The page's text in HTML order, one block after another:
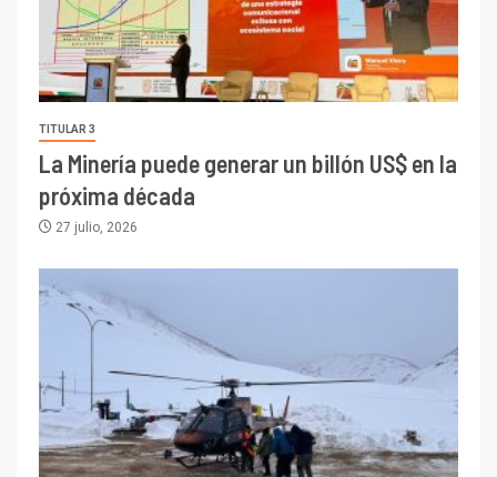
TITULAR 3
La Minería puede generar un billón US$ en la
próxima década
27 julio, 2026